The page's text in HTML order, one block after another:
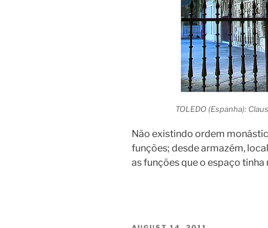
TOLEDO (Espanha):
Não existindo ordem
funções; desde armazém,
as funções que o espaço tinha